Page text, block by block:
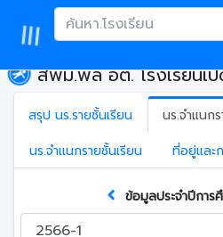
สพม.พล อต. โรงเรียนเ
สรุป นร.รายชั้นเรียน
นร.จำแนก
นร.จำแนกรายชั้นเรียน
ที่อยู่และ
ข้อมูลประจำปีการ